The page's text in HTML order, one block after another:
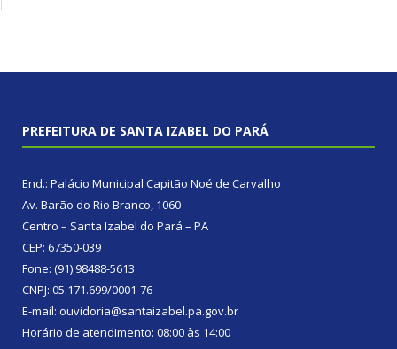
PREFEITURA DE SANTA IZABEL DO PARÁ
End.: Palácio Municipal Capitão Noé de Carvalho
Av. Barão do Rio Branco, 1060
Centro – Santa Izabel do Pará – PA
CEP: 67350-039
Fone: (91) 98488-5613
CNPJ: 05.171.699/0001-76
E-mail: ouvidoria@santaizabel.pa.gov.br
Horário de atendimento: 08:00 às 14:00